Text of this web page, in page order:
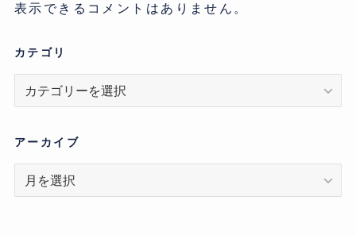
表示できるコメントはありません。
カテゴリ
リ
アーカイブ
ア